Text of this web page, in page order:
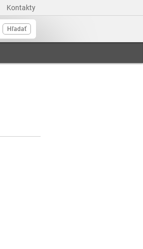
Kontakty
Hľadať